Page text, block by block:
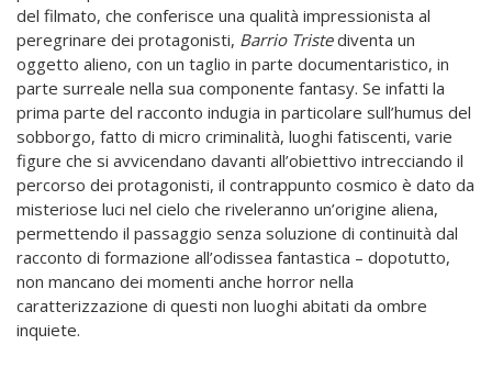
del filmato, che conferisce una qualità impressionista al
peregrinare dei protagonisti, Barrio Tristediventa un
oggetto alieno, con un taglio in parte documentaristico, in
parte surreale nella sua componente fantasy. Se infatti la
prima parte del racconto indugia in particolare sull’humus del
sobborgo, fatto di micro criminalità, luoghi fatiscenti, varie
figure che si avvicendano davanti all’obiettivo intrecciando il
percorso dei protagonisti, il contrappunto cosmico è dato da
misteriose luci nel cielo che riveleranno un’origine aliena,
permettendo il passaggio senza soluzione di continuità dal
racconto di formazione all’odissea fantastica – dopotutto,
non mancano dei momenti anche horror nella
caratterizzazione di questi non luoghi abitati da ombre
inquiete.